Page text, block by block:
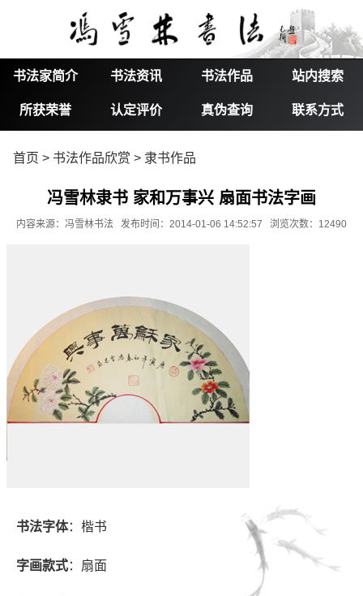
书法家简介 书法资讯 书法作品 站内搜索
所获荣誉 认定评价 真伪查询 联系方式
首页 > 书法作品欣赏 > 隶书作品
冯雪林隶书 家和万事兴 扇面书法字画
内容来源：冯雪林书法 发布时间：2014-01-06 14:52:57 浏览次数：12490
书法字体：楷书
字画款式：扇面